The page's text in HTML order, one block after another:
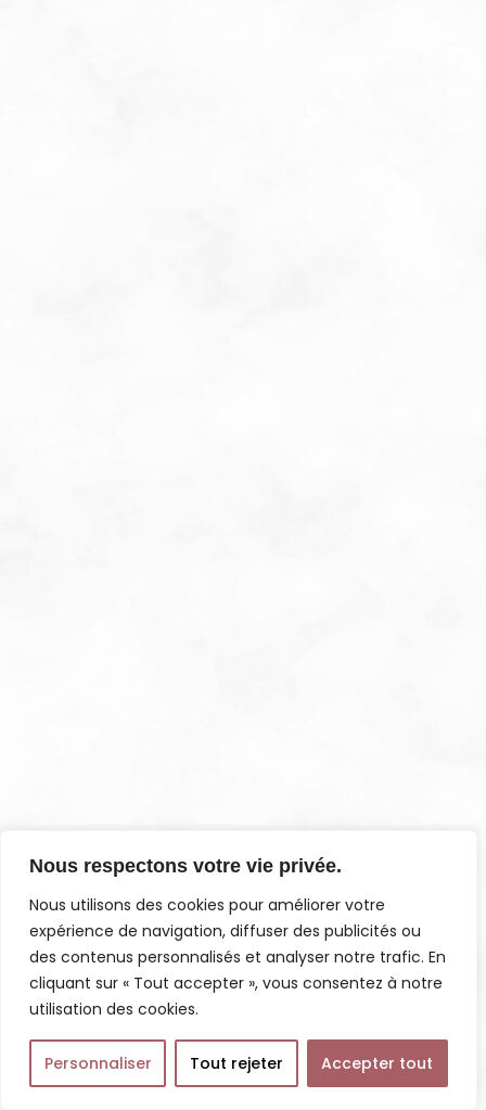
Nous respectons votre vie privée.
Nous utilisons des cookies pour améliorer votre
expérience de navigation, diffuser des publicités ou
des contenus personnalisés et analyser notre trafic. En
cliquant sur « Tout accepter », vous consentez à notre
utilisation des cookies.
Personnaliser Tout rejeter Accepter tout